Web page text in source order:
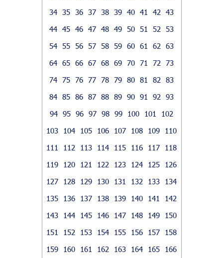
34 35 36 37 38 39 40 41 42
43
44 45 46 47 48 49 50 51 52
53
54 55 56 57 58 59 60 61 62
63
64 65 66 67 68 69 70 71 72
73
74 75 76 77 78 79 80 81 82
83
84 85 86 87 88 89 90 91 92
93
94 95 96 97 98 99 100 101
102
103
104 105 106 107 108 109
110
111
112 113 114 115 116 117
118
119
120 121 122 123 124 125
126
127
128 129 130 131 132 133
134
135
136 137 138 139 140 141
142
143
144 145 146 147 148 149
150
151
152 153 154 155 156 157
158
159
160 161 162 163 164 165
166